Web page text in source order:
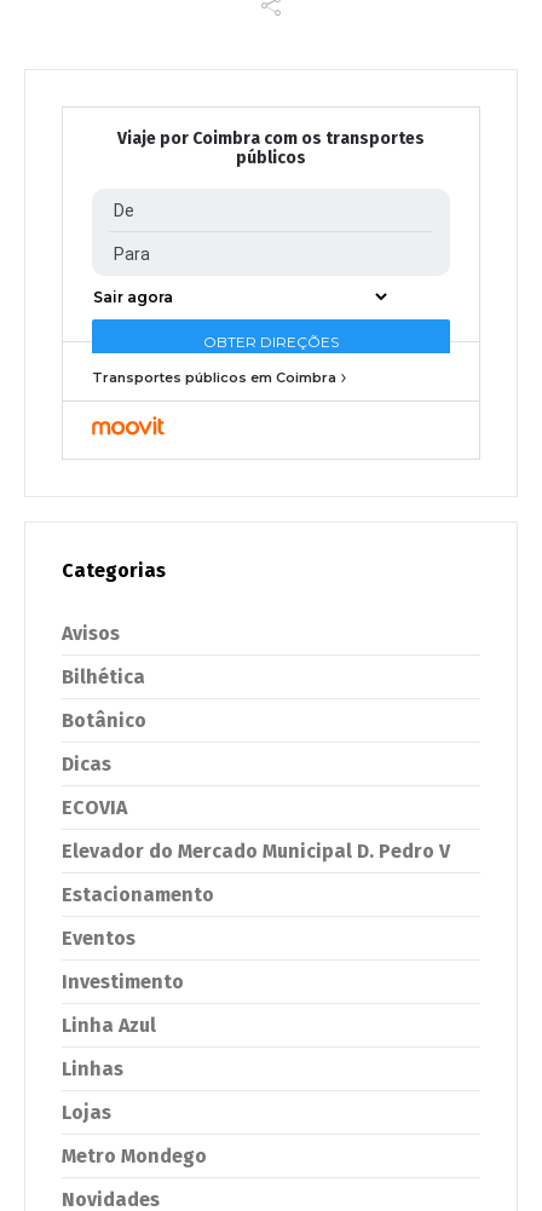
Viaje por Coimbra com os transportes
públicos
Transportes públicos em Coimbra
Categorias
Avisos
Bilhética
Botânico
Dicas
ECOVIA
Elevador do Mercado Municipal D. Pedro V
Estacionamento
Eventos
Investimento
Linha Azul
Linhas
Lojas
Metro Mondego
Novidades